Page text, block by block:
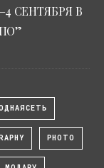
СЕНТЯБРЯ В
PHOTO